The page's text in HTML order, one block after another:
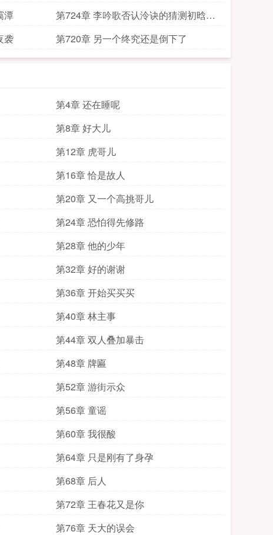
于魅的信息
潭
第724章 李吟歌否认泠诀的猜测初晗瞎
扯嘎腰子大论
袭 第720章 另一个终究还是倒下了
第4章 还在睡呢
第8章 好大儿
第12章 虎哥儿
第16章 恰是故人
第20章 又一个高挑哥儿
第24章 恐怕得先修路
第28章 他的少年
第32章 好的谢谢
第36章 开始买买买
第40章 林主事
第44章 双人叠加暴击
第48章 牌匾
第52章 游街示众
第56章 童谣
第60章 我很酸
第64章 只是刚有了身孕
第68章 后人
第72章 王春花又是你
第76章 天大的误会